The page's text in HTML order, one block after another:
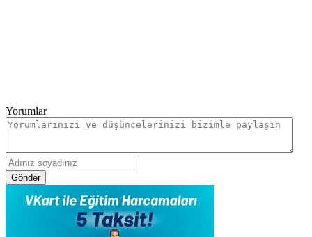
Yorumlar
Gönder